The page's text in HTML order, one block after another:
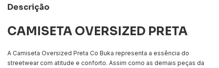
Descrição
CAMISETA OVERSIZED PRETA
A Camiseta Oversized Preta Co Buka representa a essência do
streetwear com atitude e conforto. Assim como as demais peças da